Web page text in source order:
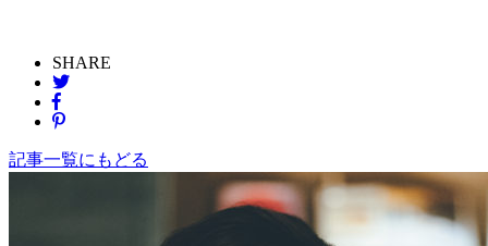
SHARE
記事一覧にもどる